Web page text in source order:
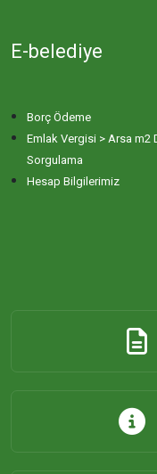
E-belediye
Borç Ödeme
Emlak Vergisi > Arsa m2
Sorgulama
Hesap Bilgilerimiz